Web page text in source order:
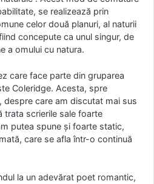
se realizează prin
celor două planuri, al naturii
concepute ca unul singur, de
a omului cu natura.
care face parte din gruparea
Coleridge. Acesta, spre
care am discutat mai sus
trata scrierile sale foarte
putea spune şi foarte static,
care se afla într-o continuă
la un adevărat poet romantic,